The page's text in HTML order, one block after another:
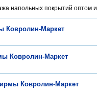
напольных покрытий оптом
Ковролин-Маркет
Ковролин-Маркет
Ковролин-Маркет